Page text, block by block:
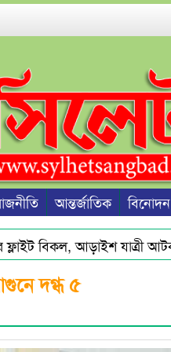
আন্তর্জাতিক বিনোদন
বিকল, আড়াইশ যাত্রী আটকা
দগ্ধ ৫